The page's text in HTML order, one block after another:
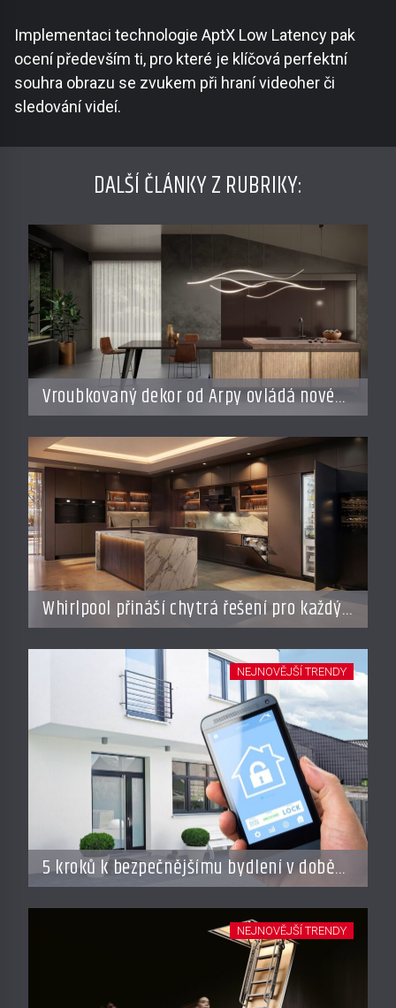
Implementaci technologie AptX Low Latency pak
ocení především ti, pro které je klíčová perfektní
souhra obrazu se zvukem při hraní videoher či
sledování videí.
DALŠÍ ČLÁNKY Z RUBRIKY:
Vroubkovaný dekor od Arpy ovládá nové
interiéry
Whirlpool přináší chytrá řešení pro každý
styl vaření
5 kroků k bezpečnějšímu bydlení v době
dovolené
NEJNOVĚJŠÍ TRENDY
NEJNOVĚJŠÍ TRENDY